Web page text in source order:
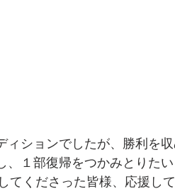
ィションでしたが、勝利を
１部復帰をつかみとりたい
てくださった皆様、応援し